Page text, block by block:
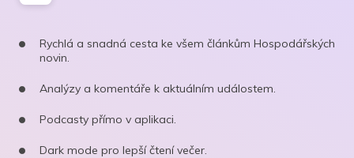
Rychlá a snadná cesta ke všem článkům Hospodářských
novin.
Analýzy a komentáře k aktuálním událostem.
Podcasty přímo v aplikaci.
Dark mode pro lepší čtení večer.